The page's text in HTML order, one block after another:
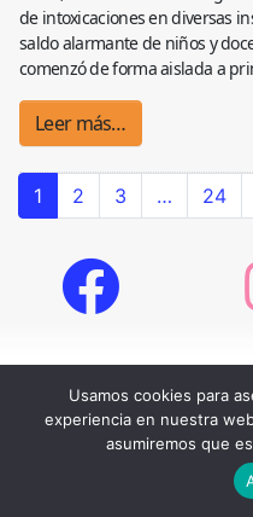
de intoxicaciones en diversas
saldo alarmante de niños y
comenzó de forma aislada a
Leer más…
1 2 3 … 24
Usamos cookies para
experiencia en nuestra
asumiremos que